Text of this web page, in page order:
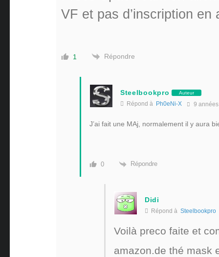
VF et pas d’inscription
1 Répondre
Steelbookpro Auteur
Répond à Ph0eNi-X 9 années
J’ai fait une MAj, normalement il y aura
0 Répondre
Didi
Répond à Steelbookpro
Voilà preco faite et
amazon.de thé mask